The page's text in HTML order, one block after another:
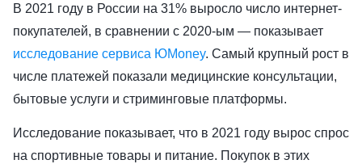
В 2021 году в России на 31% выросло число интернет-
покупателей, в сравнении с 2020-ым — показывает
исследование сервиса ЮMoney. Самый крупный рост в
числе платежей показали медицинские консультации,
бытовые услуги и стриминговые платформы.
Исследование показывает, что в 2021 году вырос спрос
на спортивные товары и питание. Покупок в этих